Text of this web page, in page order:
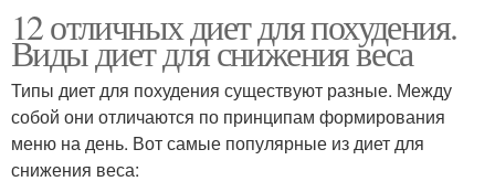
12 отличных диет для похудения.
Виды диет для снижения веса
Типы диет для похудения существуют разные. Между
собой они отличаются по принципам формирования
меню на день. Вот самые популярные из диет для
снижения веса: